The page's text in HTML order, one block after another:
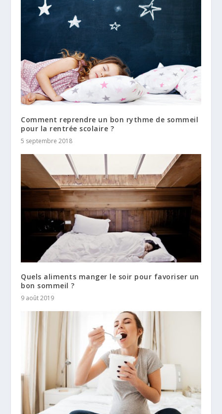
Comment reprendre un bon rythme de sommeil
pour la rentrée scolaire ?
5 septembre 2018
Quels aliments manger le soir pour favoriser un
bon sommeil ?
9 août 2019